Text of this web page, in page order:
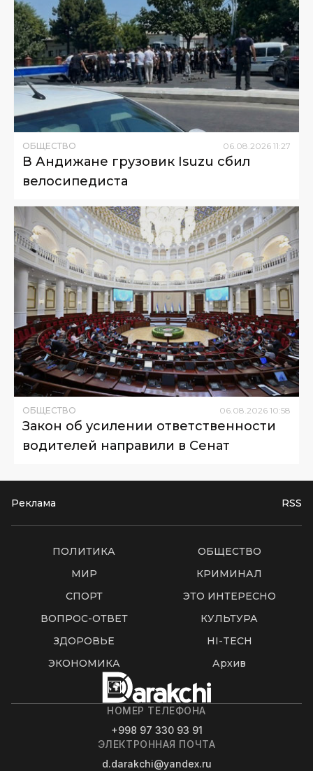
ОБЩЕСТВО 06 08 2026 11:27
В Андижане грузовик Isuzu сбил
велосипедиста
ОБЩЕСТВО 06 08 2026 10:58
Закон об усилении ответственности
водителей направили в Сенат
Реклама RSS
ПОЛИТИКА
ОБЩЕСТВО
МИР
КРИМИНАЛ
СПОРТ
ЭТО ИНТЕРЕСНО
ВОПРОС-ОТВЕТ
КУЛЬТУРА
ЗДОРОВЬЕ
HI-TECH
ЭКОНОМИКА
Архив
НОМЕР ТЕЛЕФОНА
+998 97 330 93 91
ЭЛЕКТРОННАЯ ПОЧТА
d.darakchi@yandex.ru